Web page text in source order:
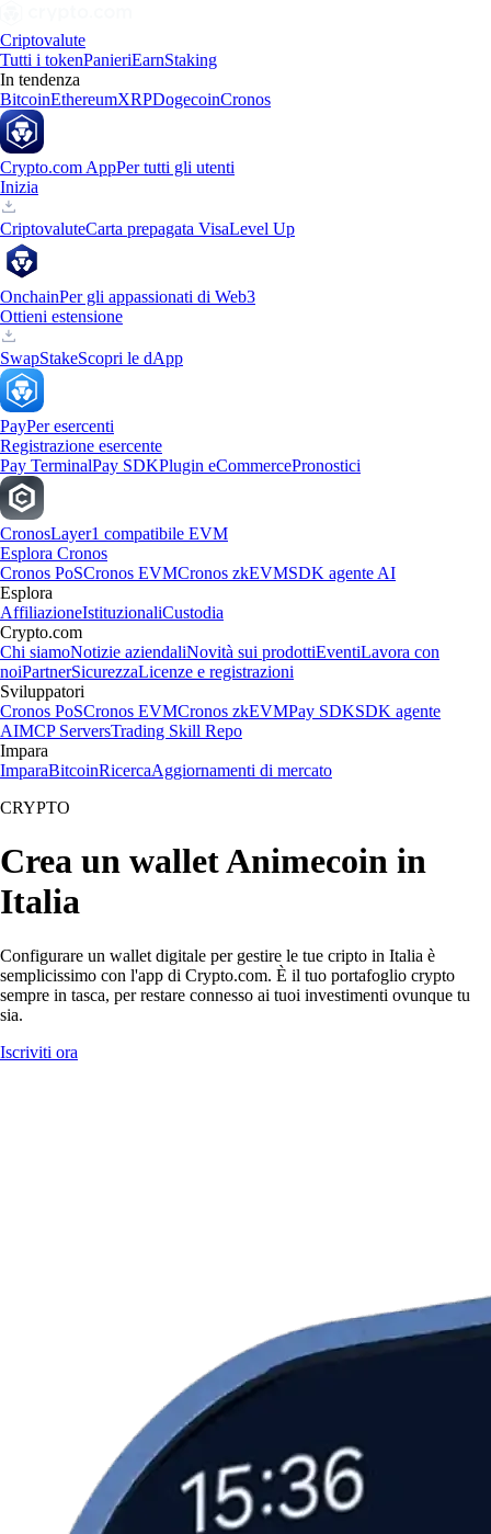
Criptovalute
Tutti i tokenPanieriEarnStaking
In tendenza
BitcoinEthereumXRPDogecoinCronos
Crypto.com AppPer tutti gli utenti
Inizia
CriptovaluteCarta prepagata VisaLevel Up
OnchainPer gli appassionati di Web3
Ottieni estensione
SwapStakeScopri le dApp
PayPer esercenti
Registrazione esercente
Pay TerminalPay SDKPlugin eCommercePronostici
CronosLayer1 compatibile EVM
Esplora Cronos
Cronos PoSCronos EVMCronos zkEVMSDK agente AI
Esplora
AffiliazioneIstituzionaliCustodia
Crypto.com
Chi siamoNotizie aziendaliNovità sui prodottiEventiLavora con
noiPartnerSicurezzaLicenze e registrazioni
Sviluppatori
Cronos PoSCronos EVMCronos zkEVMPay SDKSDK agente
AIMCP ServersTrading Skill Repo
Impara
ImparaBitcoinRicercaAggiornamenti di mercato
CRYPTO
Crea un wallet Animecoin in
Italia
Configurare un wallet digitale per gestire le tue cripto in Italia è
semplicissimo con l'app di Crypto.com. È il tuo portafoglio crypto
sempre in tasca, per restare connesso ai tuoi investimenti ovunque tu
sia.
Iscriviti ora